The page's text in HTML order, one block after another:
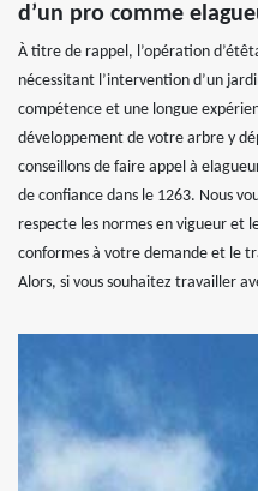
d’un pro comme
À titre de rappel, l’opération
nécessitant l’intervention d’un
compétence et une longue
développement de votre arbre y
conseillons de faire appel à
de confiance dans le 1263. Nous
respecte les normes en vigueur et
conformes à votre demande et le
Alors, si vous souhaitez travailler